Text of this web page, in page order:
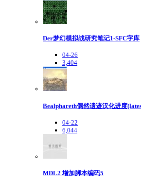
Der梦幻模拟战研究笔记1-SFC字库
04-26
3,404
Bealphareth偶然遗迹汉化进度
04-22
6,044
MDL2 增加脚本编码5